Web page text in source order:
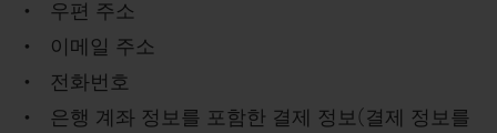
• 우편 주소
• 이메일 주소
• 전화번호
• 은행 계좌 정보를 포함한 결제 정보(결제 정보를